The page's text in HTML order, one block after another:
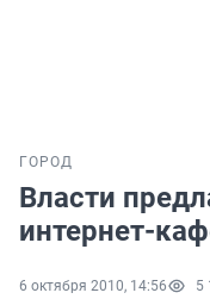
ГОРОД
Власти
интернет-
6 октября 2010, 14:56 5